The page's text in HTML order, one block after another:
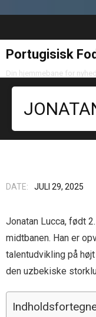
Portugisisk
Din hjemmebane for
DATE: JULI 29, 2025
Jonatan Lucca, født
midtbanen. Han er
talentudvikling på
den uzbekiske